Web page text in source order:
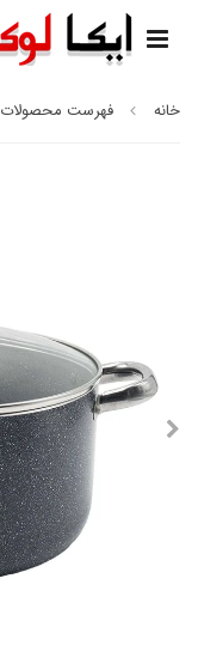
خانه فهرست محصولات